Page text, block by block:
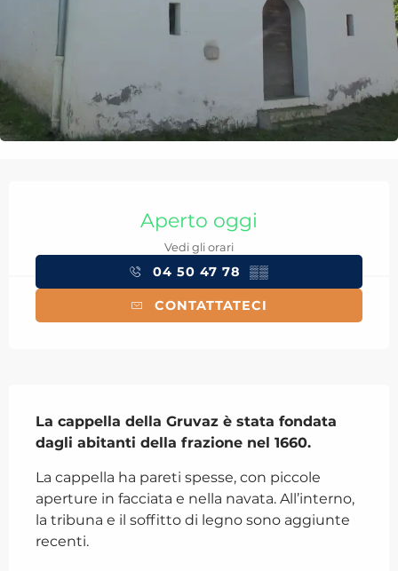
Aperto oggi
Vedi gli orari
04 50 47 78 ▒▒
CONTATTATECI
La cappella della Gruvaz è stata fondata
dagli abitanti della frazione nel 1660.
La cappella ha pareti spesse, con piccole
aperture in facciata e nella navata. All’interno,
la tribuna e il soffitto di legno sono aggiunte
recenti.